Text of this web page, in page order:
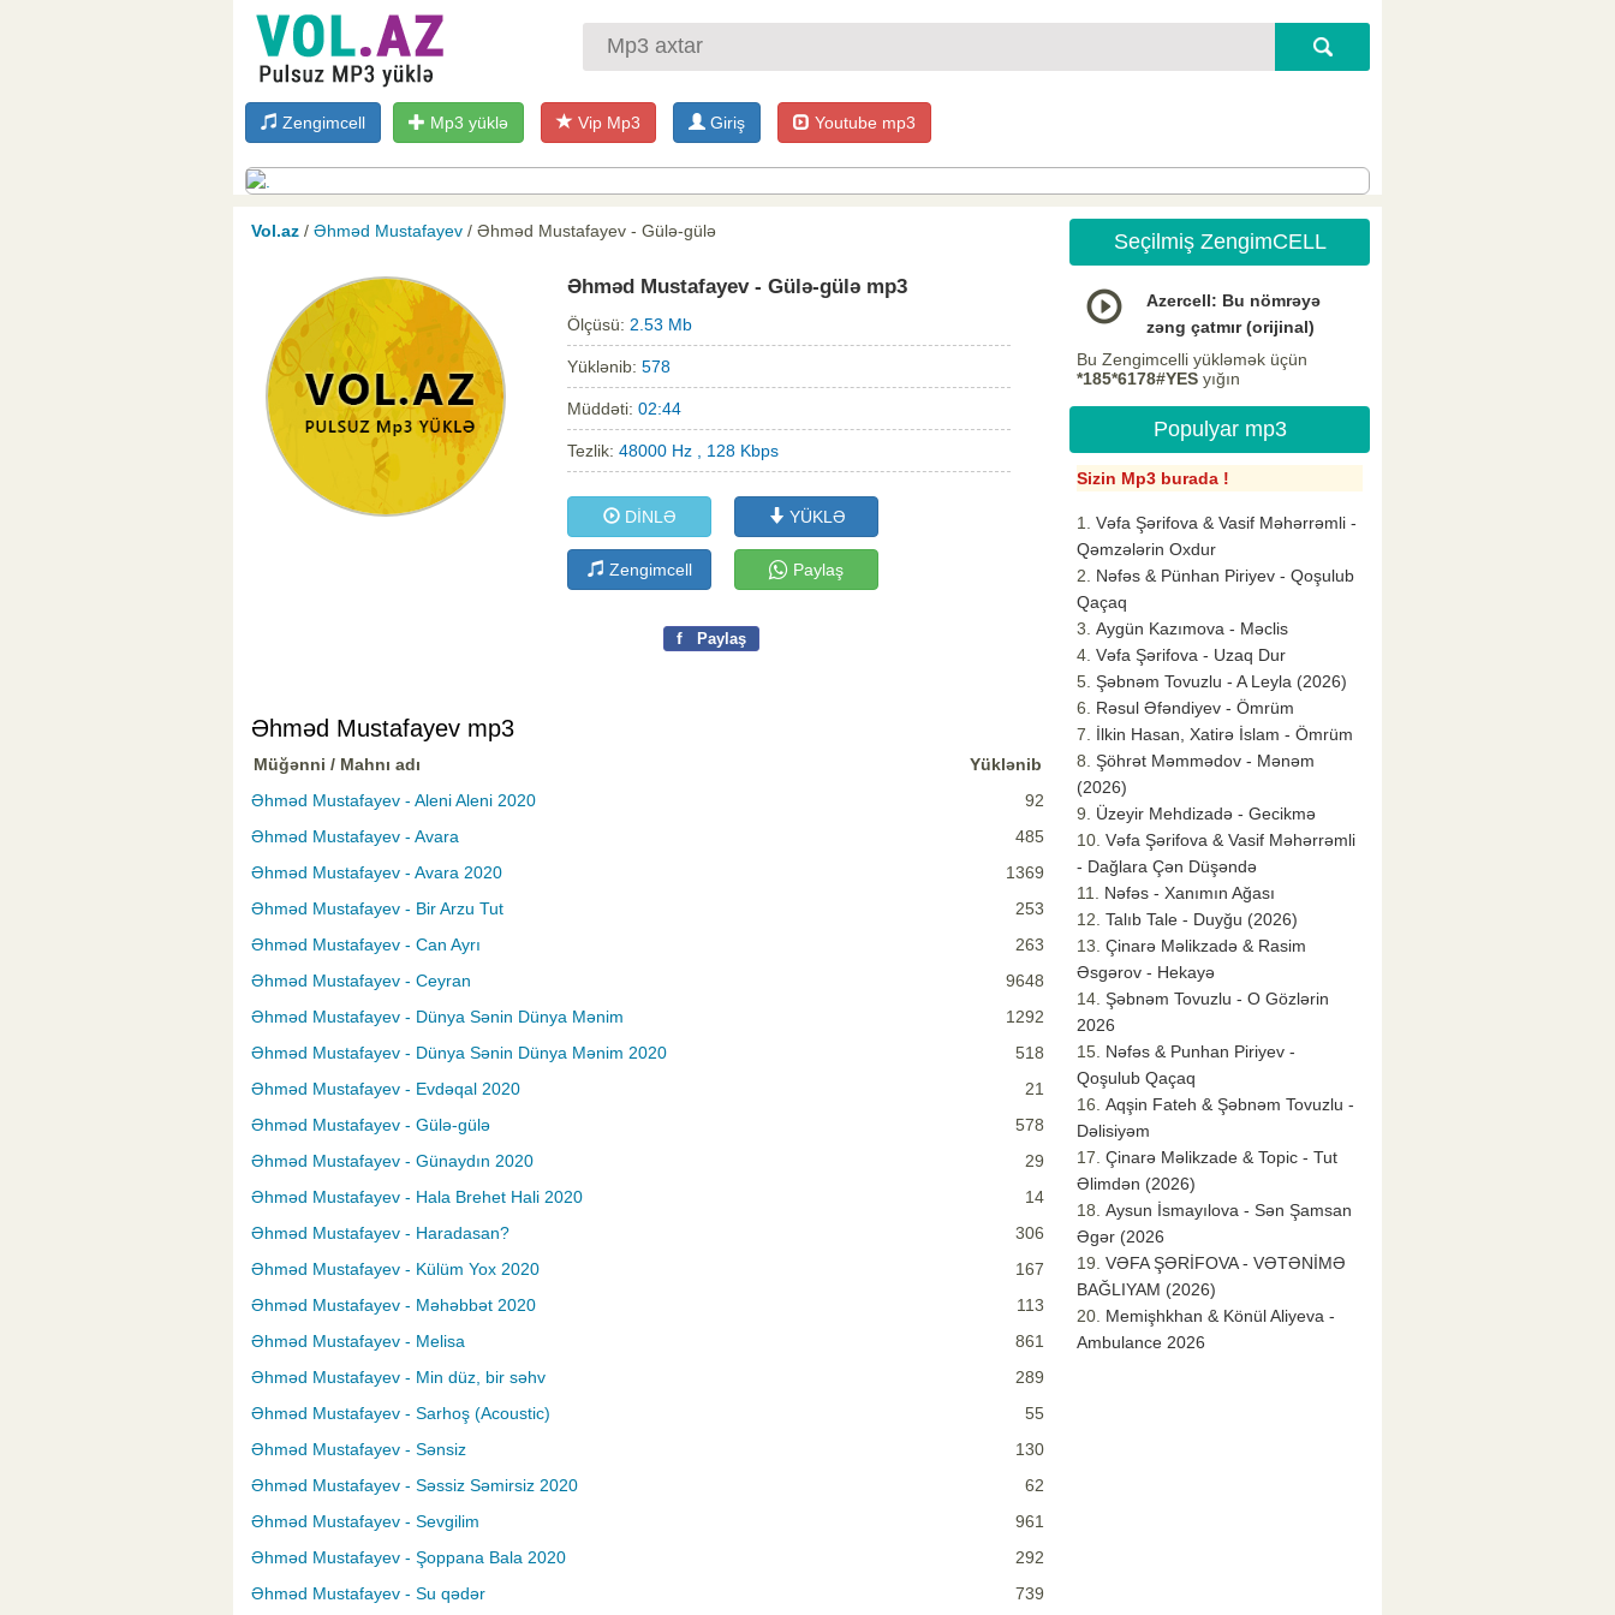
Zengimcell Mp3 yüklə Vip Mp3 Giriş Youtube mp3
Vol.az / Əhməd Mustafayev / Əhməd Mustafayev - Gülə-gülə
Əhməd Mustafayev - Gülə-gülə mp3
Ölçüsü: 2.53 Mb
Yüklənib: 578
Müddəti: 02:44
Tezlik: 48000 Hz , 128 Kbps
DİNLƏ YÜKLƏ
Zengimcell Paylaş
f Paylaş
Əhməd Mustafayev mp3
Müğənni / Mahnı adı
Yüklənib
Əhməd Mustafayev - Aleni Aleni 2020
92
Əhməd Mustafayev - Avara
485
Əhməd Mustafayev - Avara 2020
1369
Əhməd Mustafayev - Bir Arzu Tut
253
Əhməd Mustafayev - Can Ayrı
263
Əhməd Mustafayev - Ceyran
9648
Əhməd Mustafayev - Dünya Sənin Dünya Mənim
1292
Əhməd Mustafayev - Dünya Sənin Dünya Mənim 2020
518
Əhməd Mustafayev - Evdəqal 2020
21
Əhməd Mustafayev - Gülə-gülə
578
Əhməd Mustafayev - Günaydın 2020
29
Əhməd Mustafayev - Hala Brehet Hali 2020
14
Əhməd Mustafayev - Haradasan?
306
Əhməd Mustafayev - Külüm Yox 2020
167
Əhməd Mustafayev - Məhəbbət 2020
113
Əhməd Mustafayev - Melisa
861
Əhməd Mustafayev - Min düz, bir səhv
289
Əhməd Mustafayev - Sarhoş (Acoustic)
55
Əhməd Mustafayev - Sənsiz
130
Əhməd Mustafayev - Səssiz Səmirsiz 2020
62
Əhməd Mustafayev - Sevgilim
961
Əhməd Mustafayev - Şoppana Bala 2020
292
Əhməd Mustafayev - Su qədər
739
Seçilmiş ZengimCELL
Azercell: Bu nömrəyə
zəng çatmır (orijinal)
Bu Zengimcelli yükləmək üçün
*185*6178#YES yığın
Populyar mp3
Sizin Mp3 burada !
Vəfa Şərifova & Vasif Məhərrəmli -
Qəmzələrin Oxdur
Nəfəs & Pünhan Piriyev - Qoşulub
Qaçaq
Aygün Kazımova - Məclis
Vəfa Şərifova - Uzaq Dur
Şəbnəm Tovuzlu - A Leyla (2026)
Rəsul Əfəndiyev - Ömrüm
İlkin Hasan, Xatirə İslam - Ömrüm
Şöhrət Məmmədov - Mənəm
(2026)
Üzeyir Mehdizadə - Gecikmə
Vəfa Şərifova & Vasif Məhərrəmli
- Dağlara Çən Düşəndə
Nəfəs - Xanımın Ağası
Talıb Tale - Duyğu (2026)
Çinarə Məlikzadə & Rasim
Əsgərov - Hekayə
Şəbnəm Tovuzlu - O Gözlərin
2026
Nəfəs & Punhan Piriyev -
Qoşulub Qaçaq
Aqşin Fateh & Şəbnəm Tovuzlu -
Dəlisiyəm
Çinarə Məlikzade & Topic - Tut
Əlimdən (2026)
Aysun İsmayılova - Sən Şamsan
Əgər (2026
VƏFA ŞƏRİFOVA - VƏTƏNİMƏ
BAĞLIYAM (2026)
Memişhkhan & Könül Aliyeva -
Ambulance 2026